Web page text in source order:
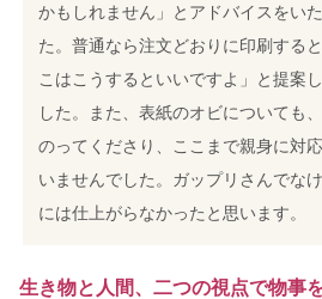
かもしれません」とアドバイスをい
た。普通なら注文どおりに印刷する
こはこうするといいですよ」と提案
した。また、表紙のオビについても
のってくださり、ここまで親身に対
いませんでした。 ガップリさんでな
には仕上がらなかったと思います。
生き物と人間、二つの視点で物事